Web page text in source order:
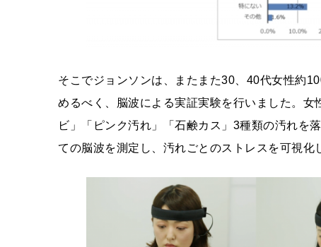
そこでジョンソンは、またまた30、40代女性約
めるべく、脳波による実証実験を行いました。
ビ」「ピンク汚れ」「石鹸カス」3種類の汚れを
ての脳波を測定し、汚れごとのストレスを可視化